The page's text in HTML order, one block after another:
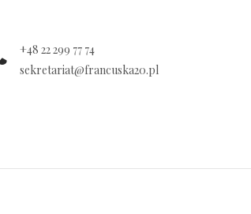
+48 22 299 77 74
sekretariat@francuska20.pl